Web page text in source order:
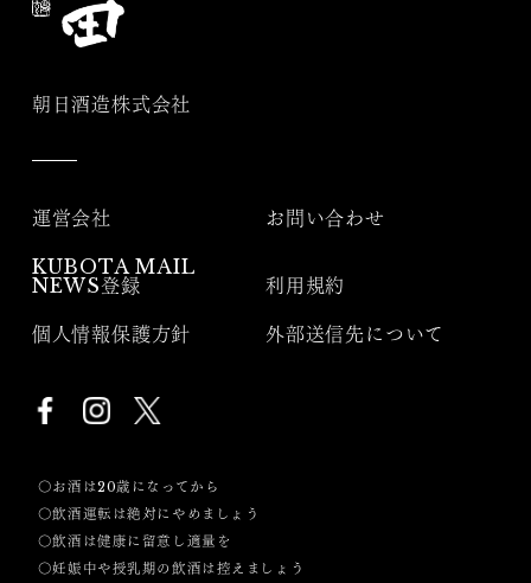
朝日酒造株式会社
運営会社 お問い合わせ
KUBOTA MAIL
NEWS登録
利用規約
個人情報保護方針 外部送信先について
〇お酒は20歳になってから
〇飲酒運転は絶対にやめましょう
〇飲酒は健康に留意し適量を
〇妊娠中や授乳期の飲酒は控えましょう